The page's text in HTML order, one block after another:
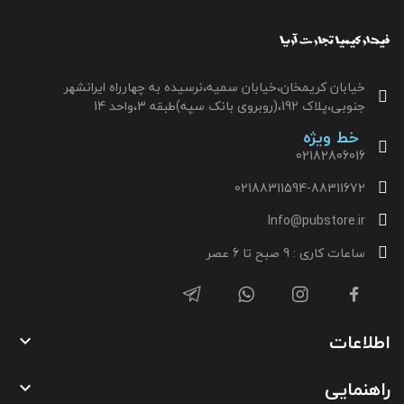
خیابان کریمخان،خیابان سمیه،نرسیده به چهارراه ایرانشهر
جنوبی،پلاک 192،(روبروی بانک سپه)طبقه 3،واحد 14
خط ویژه
02182806016
02188311594-88311672
Info@pubstore.ir
ساعات کاری : 9 صبح تا 6 عصر
اطلاعات 
راهنمایی 